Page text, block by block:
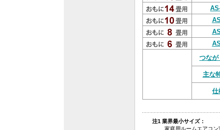
つな
主な
仕
注1 業界最小サイズ：
家庭用ルームエアコ